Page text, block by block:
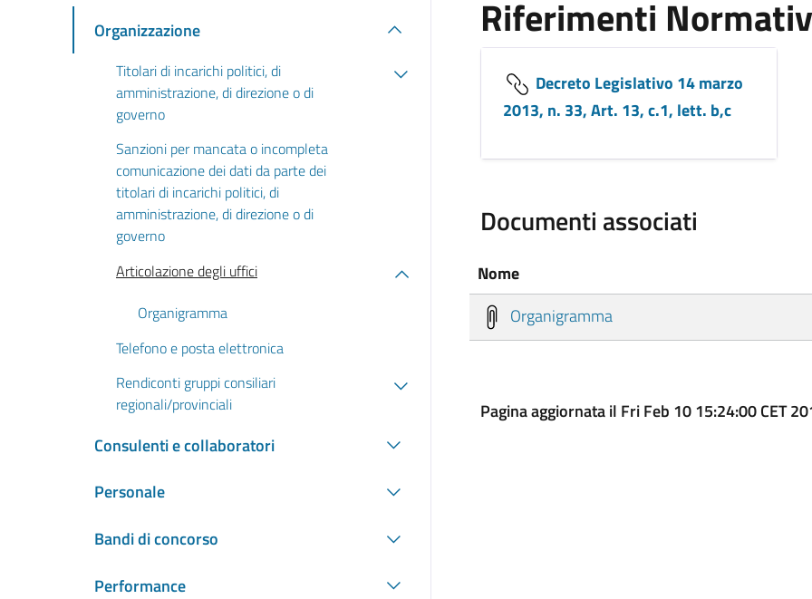
Organizzazione
Titolari di incarichi politici, di
amministrazione, di direzione o di
governo
Sanzioni per mancata o incompleta
comunicazione dei dati da parte dei
titolari di incarichi politici, di
amministrazione, di direzione o di
governo
Articolazione degli uffici
Organigramma
Telefono e posta elettronica
Rendiconti gruppi consiliari
regionali/provinciali
Consulenti e collaboratori
Personale
Bandi di concorso
Performance
Riferimenti
Decreto Legislativo 14 marzo
2013, n. 33, Art. 13, c.1, lett. b,c
Documenti associati
Nome
Organigramma
Pagina aggiornata il Fri Feb 10 15:24:00 CET